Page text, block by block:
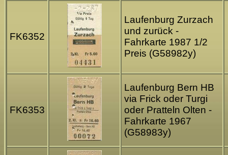
FK6352
Laufenburg Zurzach
und zurück -
Fahrkarte 1987 1/2
Preis (G58982y)
FK6353
Laufenburg Bern HB
via Frick oder Turgi
oder Pratteln Olten -
Fahrkarte 1967
(G58983y)